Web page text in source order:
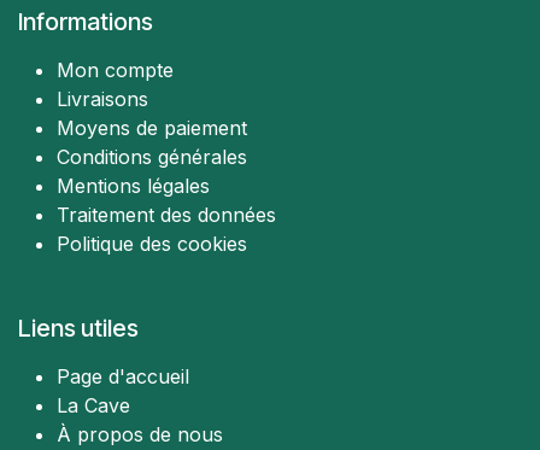
Informations
Mon compte
Livraisons
Moyens de paiement
Conditions générales
Mentions légales
Traitement des données
Politique des cookies
Liens utiles
Page d'accueil
La Cave
À propos de nous